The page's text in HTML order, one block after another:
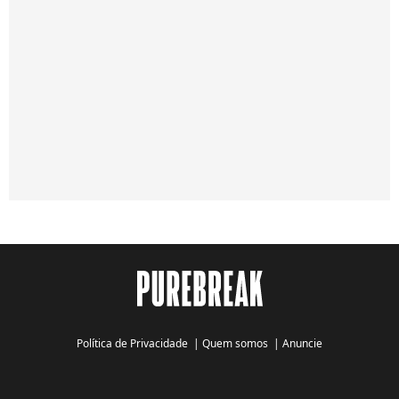
Política de Privacidade | Quem somos | Anuncie